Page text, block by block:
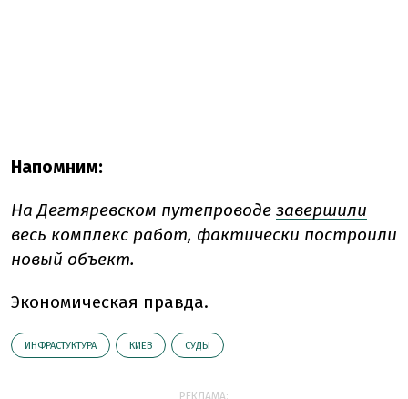
Напомним:
На Дегтяревском путепроводе завершили
весь комплекс работ, фактически построили
новый объект.
Экономическая правда.
ИНФРАСТУКТУРА КИЕВ СУДЫ